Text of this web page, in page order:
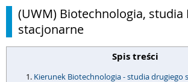
(UWM) Biotechnologia, studia
stacjonarne
Spis treści
Kierunek Biotechnologia - studia drugiego